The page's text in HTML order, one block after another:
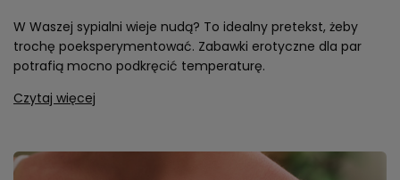
W Waszej sypialni wieje nudą? To idealny pretekst, żeby
trochę poeksperymentować. Zabawki erotyczne dla par
potrafią mocno podkręcić temperaturę.
Czytaj więcej